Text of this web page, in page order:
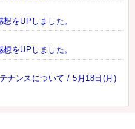
をUPしました。
をUPしました。
ナンスについて / 5月18日(月)